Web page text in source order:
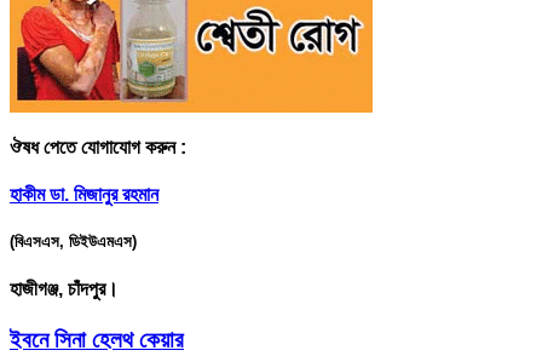
ঔষধ পেতে যোগাযোগ করুন :
হাকীম ডা. মিজানুর রহমান
(বিএসএস, ডিইউএমএস)
হাজীগঞ্জ, চাঁদপুর।
ইবনে সিনা হেলথ কেয়ার